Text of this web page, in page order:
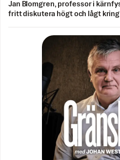
Jan Blomgren, professor i
fritt diskutera högt och lågt